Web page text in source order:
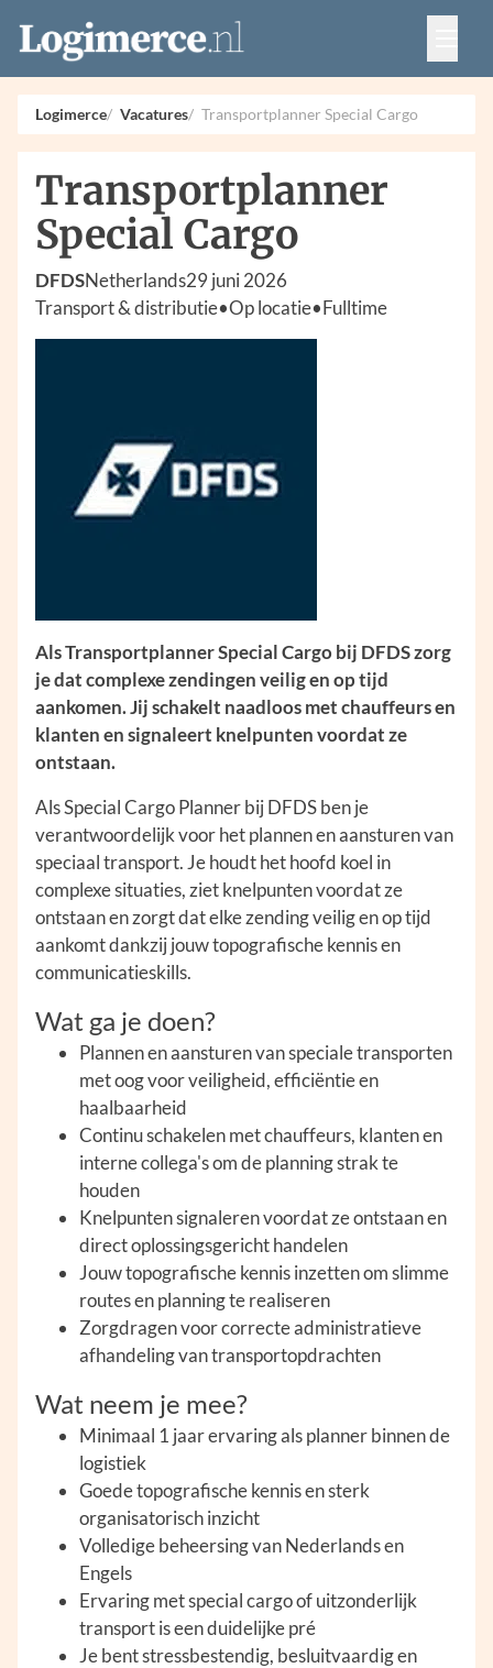
Vacatures
Events
Adverteren
Partners
Logimerce Vacatures Transportplanner Special Cargo
Transportplanner
Special Cargo
DFDSNetherlands29 juni 2026
Transport & distributie•Op locatie•Fulltime
Als Transportplanner Special Cargo bij DFDS zorg
je dat complexe zendingen veilig en op tijd
aankomen. Jij schakelt naadloos met chauffeurs en
klanten en signaleert knelpunten voordat ze
ontstaan.
Als Special Cargo Planner bij DFDS ben je
verantwoordelijk voor het plannen en aansturen van
speciaal transport. Je houdt het hoofd koel in
complexe situaties, ziet knelpunten voordat ze
ontstaan en zorgt dat elke zending veilig en op tijd
aankomt dankzij jouw topografische kennis en
communicatieskills.
Wat ga je doen?
Plannen en aansturen van speciale transporten
met oog voor veiligheid, efficiëntie en
haalbaarheid
Continu schakelen met chauffeurs, klanten en
interne collega's om de planning strak te
houden
Knelpunten signaleren voordat ze ontstaan en
direct oplossingsgericht handelen
Jouw topografische kennis inzetten om slimme
routes en planning te realiseren
Zorgdragen voor correcte administratieve
afhandeling van transportopdrachten
Wat neem je mee?
Minimaal 1 jaar ervaring als planner binnen de
logistiek
Goede topografische kennis en sterk
organisatorisch inzicht
Volledige beheersing van Nederlands en
Engels
Ervaring met special cargo of uitzonderlijk
transport is een duidelijke pré
Je bent stressbestendig, besluitvaardig en